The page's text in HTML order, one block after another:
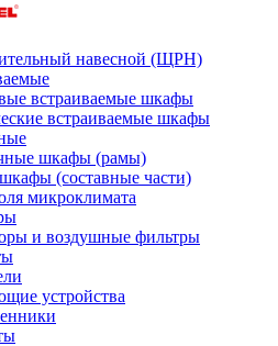
навесной (ЩРН)
встраиваемые шкафы
встраиваемые шкафы
шкафы (рамы)
(составные части)
микроклимата
и воздушные фильтры
устройства